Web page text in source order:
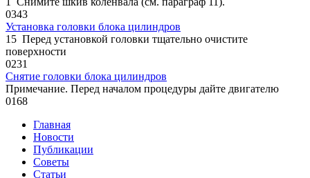
0343
Установка головки блока цилиндров
15 Перед установкой головки тщательно очистите
поверхности
0231
Снятие головки блока цилиндров
Примечание. Перед началом процедуры дайте двигателю
0168
Главная
Новости
Публикации
Советы
Статьи